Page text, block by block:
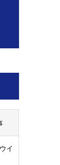
イ